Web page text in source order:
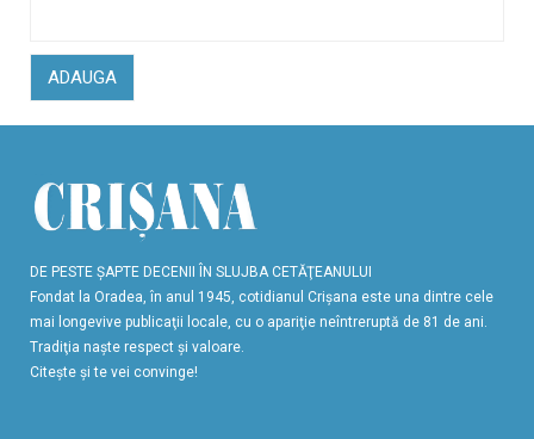
ADAUGA
DE PESTE ŞAPTE DECENII ÎN SLUJBA CETĂŢEANULUI
Fondat la Oradea, în anul 1945, cotidianul Crişana este una dintre cele
mai longevive publicaţii locale, cu o apariţie neîntreruptă de 81 de ani.
Tradiţia naşte respect şi valoare.
Citeşte şi te vei convinge!